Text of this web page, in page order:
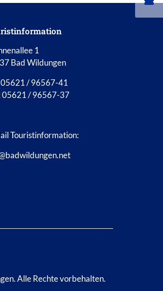
1
Bad Wildungen
05621 / 96567-41
05621 / 96567-37
Touristinformation:
Alle Rechte vorbehalten.